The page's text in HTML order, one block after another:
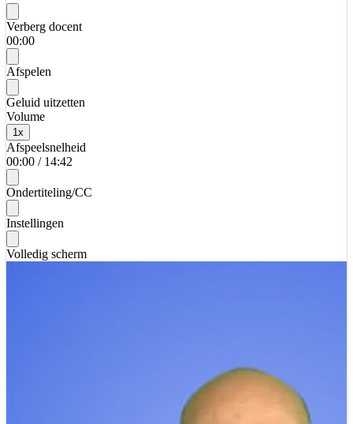
Verberg docent
00:00
Afspelen
Geluid uitzetten
Volume
1x
Afspeelsnelheid
00:00 / 14:42
Ondertiteling/CC
Instellingen
Volledig scherm